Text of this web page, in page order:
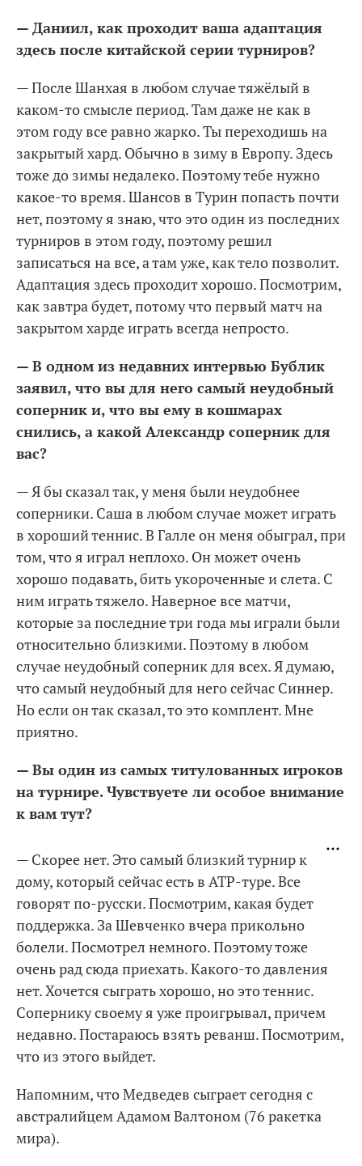
— Даниил, как проходит ваша адаптация
здесь после китайской серии турниров?
— После Шанхая в любом случае тяжёлый в
каком-то смысле период. Там даже не как в
этом году все равно жарко. Ты переходишь на
закрытый хард. Обычно в зиму в Европу. Здесь
тоже до зимы недалеко. Поэтому тебе нужно
какое-то время. Шансов в Турин попасть почти
нет, поэтому я знаю, что это один из последних
турниров в этом году, поэтому решил
записаться на все, а там уже, как тело позволит.
Адаптация здесь проходит хорошо. Посмотрим,
как завтра будет, потому что первый матч на
закрытом харде играть всегда непросто.
— В одном из недавних интервью Бублик
заявил, что вы для него самый неудобный
соперник и, что вы ему в кошмарах
снились, а какой Александр соперник для
вас?
— Я бы сказал так, у меня были неудобнее
соперники. Саша в любом случае может играть
в хороший теннис. В Галле он меня обыграл, при
том, что я играл неплохо. Он может очень
хорошо подавать, бить укороченные и слета. С
ним играть тяжело. Наверное все матчи,
которые за последние три года мы играли были
относительно близкими. Поэтому в любом
случае неудобный соперник для всех. Я думаю,
что самый неудобный для него сейчас Синнер.
Но если он так сказал, то это комплент. Мне
приятно.
— Вы один из самых титулованных игроков
на турнире. Чувствуете ли особое внимание
к вам тут?
— Скорее нет. Это самый близкий турнир к
дому, который сейчас есть в ATP-туре. Все
говорят по-русски. Посмотрим, какая будет
поддержка. За Шевченко вчера прикольно
болели. Посмотрел немного. Поэтому тоже
очень рад сюда приехать. Какого-то давления
нет. Хочется сыграть хорошо, но это теннис.
Сопернику своему я уже проигрывал, причем
недавно. Постараюсь взять реванш. Посмотрим,
что из этого выйдет.
Напомним, что Медведев сыграет сегодня с
австралийцем Адамом Валтоном (76 ракетка
мира).